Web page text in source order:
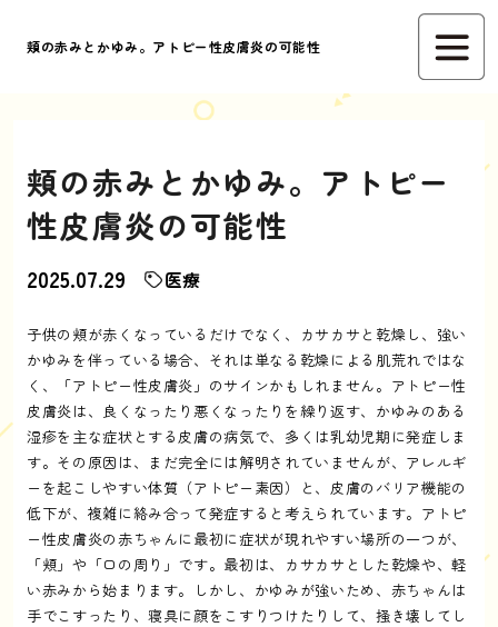
頬の赤みとかゆみ。アトピー性皮膚炎の可能性
頬の赤みとかゆみ。アトピー
性皮膚炎の可能性
2025.07.29 医療
子供の頬が赤くなっているだけでなく、カサカサと乾燥し、強い
かゆみを伴っている場合、それは単なる乾燥による肌荒れではな
く、「アトピー性皮膚炎」のサインかもしれません。アトピー性
皮膚炎は、良くなったり悪くなったりを繰り返す、かゆみのある
湿疹を主な症状とする皮膚の病気で、多くは乳幼児期に発症しま
す。その原因は、まだ完全には解明されていませんが、アレルギ
ーを起こしやすい体質（アトピー素因）と、皮膚のバリア機能の
低下が、複雑に絡み合って発症すると考えられています。アトピ
ー性皮膚炎の赤ちゃんに最初に症状が現れやすい場所の一つが、
「頬」や「口の周り」です。最初は、カサカサとした乾燥や、軽
い赤みから始まります。しかし、かゆみが強いため、赤ちゃんは
手でこすったり、寝具に顔をこすりつけたりして、掻き壊してし